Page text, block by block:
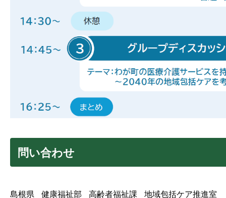
問い合わせ
島根県 健康福祉部 高齢者福祉課 地域包括ケア推進室